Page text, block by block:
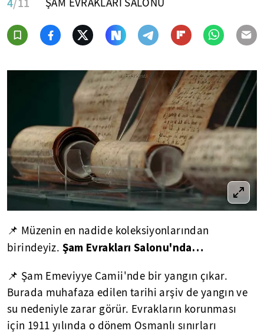
ŞAM EVRAKLARI SALONU
📌 Müzenin en nadide koleksiyonlarından
birindeyiz. Şam Evrakları Salonu'nda…
📌 Şam Emeviyye Camii'nde bir yangın çıkar.
Burada muhafaza edilen tarihi arşiv de yangın ve
su nedeniyle zarar görür. Evrakların korunması
için 1911 yılında o dönem Osmanlı sınırları